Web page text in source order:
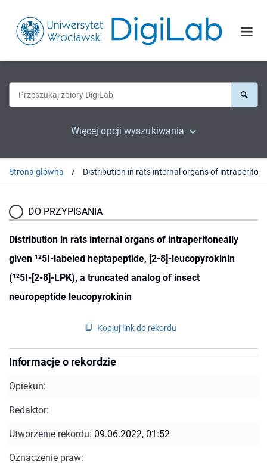
Więcej opcji wyszukiwania
Strona główna
DO PRZYPISANIA
Distribution in rats internal organs of intraperitoneally
given ¹²5I-labeled heptapeptide, [2-8]-leucopyrokinin
(¹²5I-[2-8]-LPK), a truncated analog of insect
neuropeptide leucopyrokinin
Kopiuj link do rekordu
Informacje o rekordzie
Opiekun:
Redaktor:
Utworzenie rekordu: 09.06.2022, 01:52
Oznaczenie praw: